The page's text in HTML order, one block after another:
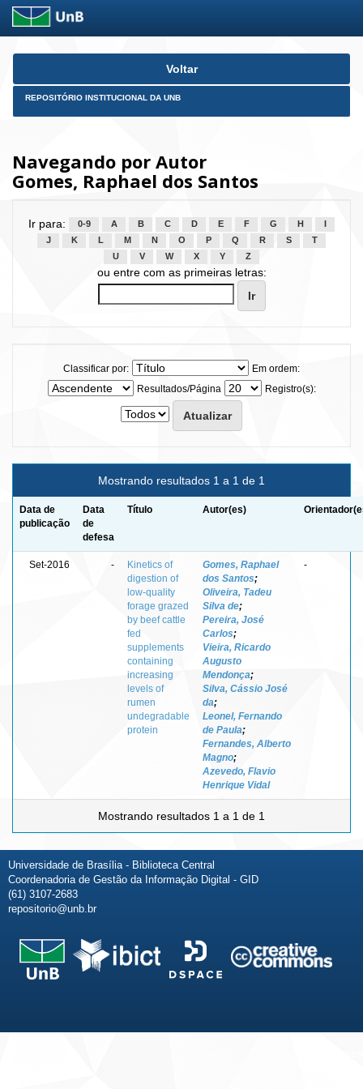
Skip
Voltar
REPOSITÓRIO INSTITUCIONAL DA UNB
Navegando por Autor
Gomes, Raphael dos Santos
Ir para: 0-9 A B C D E F G H
J
K L M N O P Q R S
T
U
V W X Y Z
ou entre com as primeiras letras:
Classificar por:
Em ordem:
Resultados/Página
Registro(s):
Mostrando resultados 1 a 1 de 1
Data de
publicação
Data
de
defesa
Título Autor(es)
Set-2016 -
Kinetics of
digestion of
low-quality
forage grazed
by beef cattle
fed
supplements
containing
increasing
levels of
rumen
undegradable
protein
Gomes, Raphael
dos Santos;
Oliveira, Tadeu
Silva de;
Pereira, José
Carlos;
Vieira, Ricardo
Augusto
Mendonça;
Silva, Cássio José
da;
Leonel, Fernando
de Paula;
Fernandes, Alberto
Magno;
Azevedo, Flavio
Henrique Vidal
-
Mostrando resultados 1 a 1 de 1
Universidade de Brasília - Biblioteca Central
Coordenadoria de Gestão da Informação Digital - GID
(61) 3107-2683
repositorio@unb.br